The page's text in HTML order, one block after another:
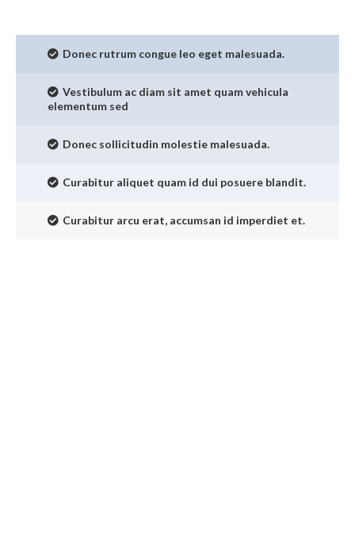
Donec rutrum congue leo eget malesuada.
Vestibulum ac diam sit amet quam vehicula
elementum sed
Donec sollicitudin molestie malesuada.
Curabitur aliquet quam id dui posuere blandit.
Curabitur arcu erat, accumsan id imperdiet et.